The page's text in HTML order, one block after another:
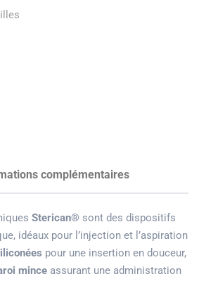
complémentaires
Sterican® sont des dispositifs
idéaux pour l’injection et l’aspiration
pour une insertion en douceur,
mince assurant une administration